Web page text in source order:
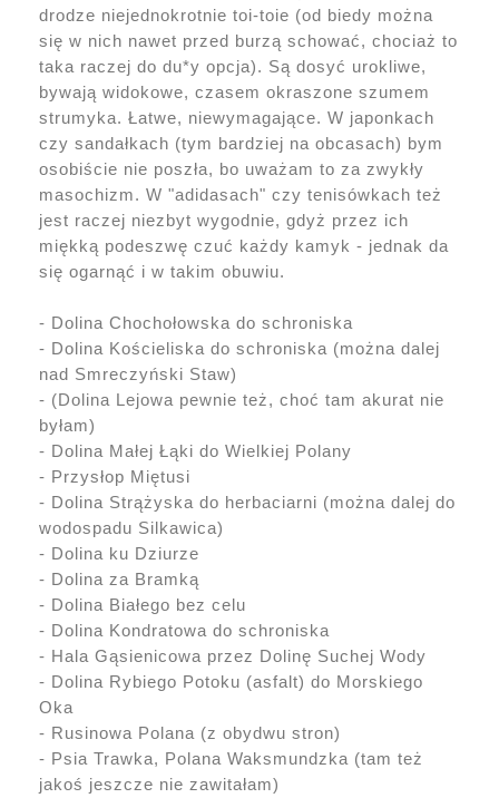
drodze niejednokrotnie toi-toie (od biedy można
się w nich nawet przed burzą schować, chociaż to
taka raczej do du*y opcja). Są dosyć urokliwe,
bywają widokowe, czasem okraszone szumem
strumyka. Łatwe, niewymagające. W japonkach
czy sandałkach (tym bardziej na obcasach) bym
osobiście nie poszła, bo uważam to za zwykły
masochizm. W "adidasach" czy tenisówkach też
jest raczej niezbyt wygodnie, gdyż przez ich
miękką podeszwę czuć każdy kamyk - jednak da
się ogarnąć i w takim obuwiu.
- Dolina Chochołowska do schroniska
- Dolina Kościeliska do schroniska (można dalej
nad Smreczyński Staw)
- (Dolina Lejowa pewnie też, choć tam akurat nie
byłam)
- Dolina Małej Łąki do Wielkiej Polany
- Przysłop Miętusi
- Dolina Strążyska do herbaciarni (można dalej do
wodospadu Silkawica)
- Dolina ku Dziurze
- Dolina za Bramką
- Dolina Białego bez celu
- Dolina Kondratowa do schroniska
- Hala Gąsienicowa przez Dolinę Suchej Wody
- Dolina Rybiego Potoku (asfalt) do Morskiego
Oka
- Rusinowa Polana (z obydwu stron)
- Psia Trawka, Polana Waksmundzka (tam też
jakoś jeszcze nie zawitałam)